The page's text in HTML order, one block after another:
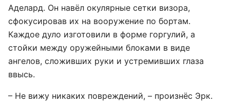
Аделард. Он навёл окулярные сетки визора,
сфокусировав их на вооружение по бортам.
Каждое дуло изготовили в форме горгулий, а
стойки между оружейными блоками в виде
ангелов, сложивших руки и устремивших глаза
ввысь.
– Не вижу никаких повреждений, – произнёс Эрк.